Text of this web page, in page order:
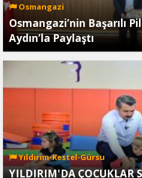
Osmangazi
Osmangazi’nin Başarılı
Aydın’la Paylaştı
Yıldırım-Kestel-Gürsu
YILDIRIM'DA ÇOCUKLAR